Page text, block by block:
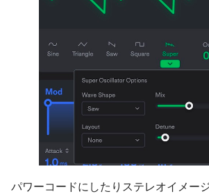
パワーコードにしたりステレオイメー